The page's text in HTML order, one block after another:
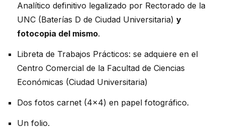
Analítico definitivo legalizado por Rectorado de la
UNC (Baterías D de Ciudad Universitaria) y
fotocopia del mismo.
Libreta de Trabajos Prácticos: se adquiere en el
Centro Comercial de la Facultad de Ciencias
Económicas (Ciudad Universitaria)
Dos fotos carnet (4x4) en papel fotográfico.
Un folio.